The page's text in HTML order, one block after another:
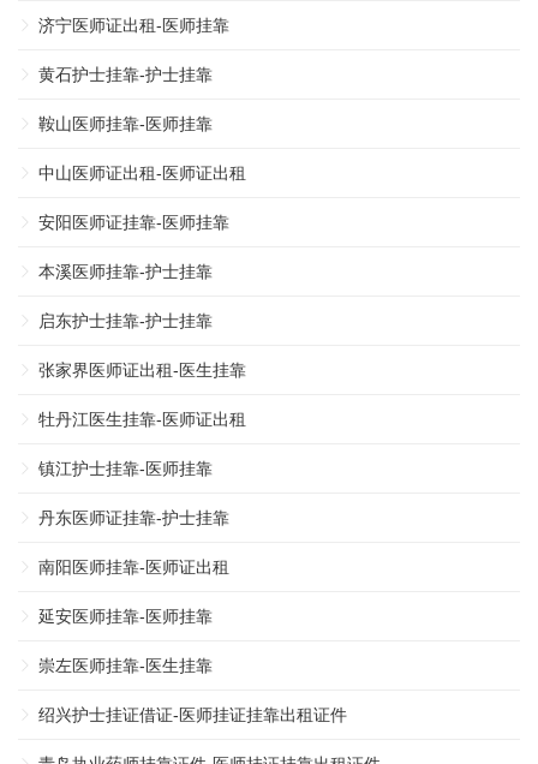
济宁医师证出租-医师挂靠
黄石护士挂靠-护士挂靠
鞍山医师挂靠-医师挂靠
中山医师证出租-医师证出租
安阳医师证挂靠-医师挂靠
本溪医师挂靠-护士挂靠
启东护士挂靠-护士挂靠
张家界医师证出租-医生挂靠
牡丹江医生挂靠-医师证出租
镇江护士挂靠-医师挂靠
丹东医师证挂靠-护士挂靠
南阳医师挂靠-医师证出租
延安医师挂靠-医师挂靠
崇左医师挂靠-医生挂靠
绍兴护士挂证借证-医师挂证挂靠出租证件